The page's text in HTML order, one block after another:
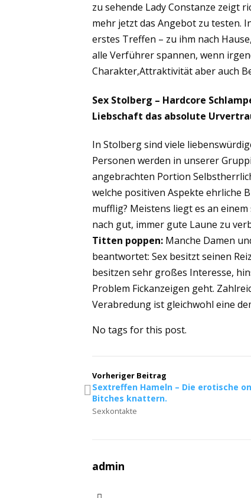
zu sehende Lady Constanze zeigt
mehr jetzt das Angebot zu testen.
erstes Treffen – zu ihm nach
alle Verführer spannen, wenn
Charakter,Attraktivität aber auch
Sex Stolberg – Hardcore
Liebschaft das absolute
In Stolberg sind viele
Personen werden in unserer
angebrachten Portion
welche positiven Aspekte ehrliche
mufflig? Meistens liegt es an
nach gut, immer gute Laune zu
Titten poppen: Manche Damen
beantwortet: Sex besitzt seinen
besitzen sehr großes Interesse,
Problem Fickanzeigen geht.
Verabredung ist gleichwohl eine
No tags for this post.
Vorheriger Beitrag
Sextreffen Hameln – Die erotische
Bitches knattern.
Sexkontakte
admin